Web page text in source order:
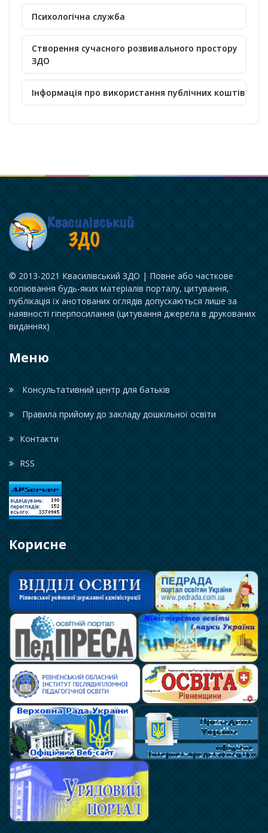
Психологічна служба
Створення сучасного розвивального простору
ЗДО
Інформація про використання публічних коштів
© 2013-2021 Квасилівський ЗДО | Повне або часткове
копіювання будь-яких матеріалів порталу, цитування,
публікація їх анотованих оглядів допускаються лише за
наявності гіперпосилання (цитування джерела в друкованих
виданнях)
Меню
Консультативний центр для батьків
Правила прийому до закладу дошкільної освіти
Контакти
RSS
Корисне